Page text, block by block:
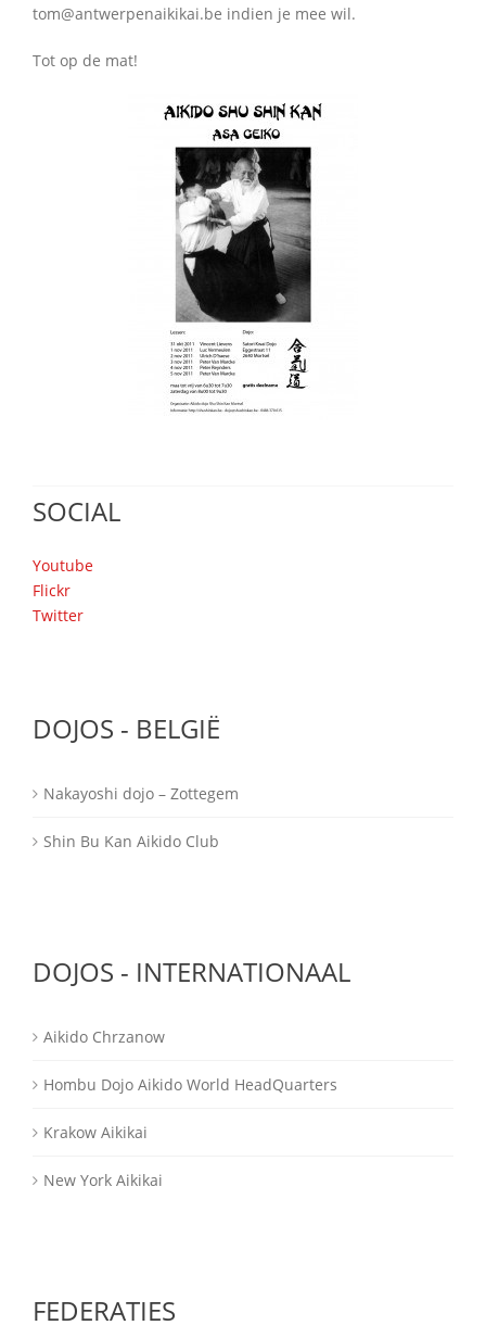
tom@antwerpenaikikai.be indien je mee wil.
Tot op de mat!
SOCIAL
Youtube
Flickr
Twitter
DOJOS - BELGIË
Nakayoshi dojo – Zottegem
Shin Bu Kan Aikido Club
DOJOS - INTERNATIONAAL
Aikido Chrzanow
Hombu Dojo Aikido World HeadQuarters
Krakow Aikikai
New York Aikikai
FEDERATIES